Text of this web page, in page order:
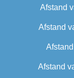
Afstand
Afstand
Afstand